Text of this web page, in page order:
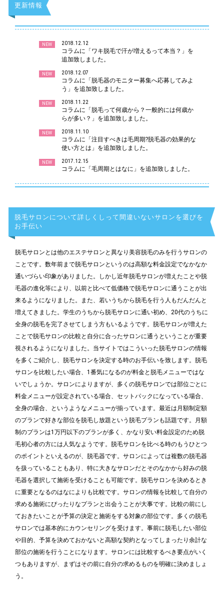
更新情報
NEW 2018.12.12
コラムに「ワキ脱毛で汗が増えるって本当？」を
追加致しました。
NEW 2018.12.07
コラムに「脱毛器のモニター募集へ応募してみよ
う」を追加致しました。
NEW 2018.11.22
コラムに「脱毛って何歳から？一般的には何歳か
らが多い？」を追加致しました。
NEW 2018.11.10
コラムに「注目すべきは毛周期?脱毛器の効果的な
使い方とは」を追加致しました。
NEW 2017.12.15
コラムに「毛周期とはなに」を追加致しました。
脱毛サロンについて詳しくしって間違いないサロンを選びを
お手伝い
脱毛サロンとは他のエステサロンと異なり美容脱毛のみを行うサロンの
ことです。数年前まで脱毛サロンというのは高額な料金設定でなかなか
通いづらい印象がありました。しかし近年脱毛サロンが増えたことや脱
毛器の進化等により、以前と比べて低価格で脱毛サロンに通うことが出
来るようになりました。また、若いうちから脱毛を行う人もだんだんと
増えてきました。学生のうちから脱毛サロンに通い初め、20代のうちに
全身の脱毛を完了させてしまう方もいるようです。脱毛サロンが増えた
ことで脱毛サロンの比較と自分に合ったサロンに通うということが重要
視されるようになりました。当サイトではこういった脱毛サロンの情報
を多くご紹介し、脱毛サロンを決定する時のお手伝いを致します。脱毛
サロンを比較したい場合、1番気になるのが料金と脱毛メニューではな
いでしょうか。サロンによりますが、多くの脱毛サロンでは部位ごとに
料金メニューが設定されている場合、セットパックになっている場合、
全身の場合、というようなメニューが揃っています。最近は月額制定額
のプランで好きな部位を脱毛し放題という脱毛プランも話題です。月額
制のプランは1万円以下のプランが多く、かなり安い料金設定のため脱
毛初心者の方には人気なようです。脱毛サロンを比べる時のもうひとつ
のポイントといえるのが、脱毛器です。サロンによっては複数の脱毛器
を扱っていることもあり、特に大きなサロンだとそのなかから好みの脱
毛器を選択して施術を受けることも可能です。脱毛サロンを決めるとき
に重要となるのはなによりも比較です。サロンの情報を比較して自分の
求める施術にぴったりなプランと出会うことが大事です。比較の前にし
ておきたいことが予算の決定と施術をする対象の部位です。多くの脱毛
サロンでは基本的にカウンセリングを受けます。事前に脱毛したい部位
や目的、予算を決めておかないと高額な契約となってしまったり余計な
部位の施術を行うことになります。サロンには比較するべき要点がいく
つもありますが、まずはその前に自分の求めるものを明確に決めましょ
う。